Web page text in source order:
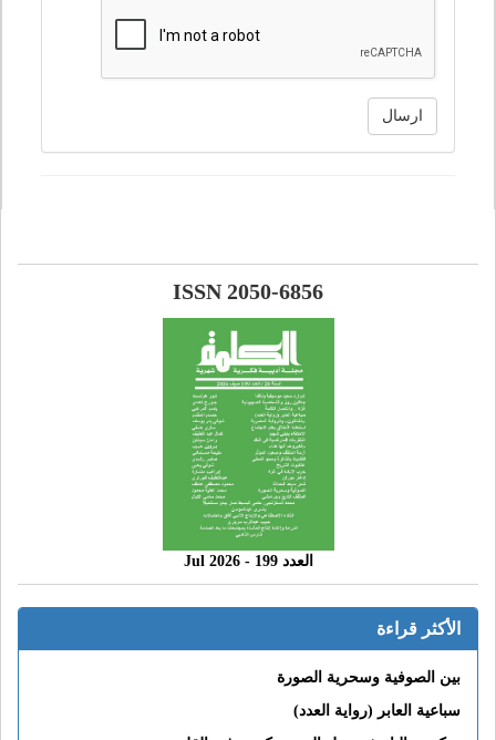
ارسال
ISSN 2050-6856
العدد 199 - 2026 Jul
الأكثر قراءة
بين الصوفية وسحرية الصورة
سباعية العابر (رواية العدد)